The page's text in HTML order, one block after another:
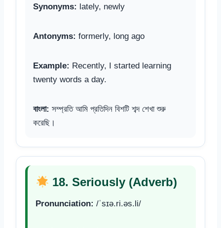
Synonyms: lately, newly
Antonyms: formerly, long ago
Example: Recently, I started learning
twenty words a day.
বাংলা: সম্প্রতি আমি প্রতিদিন বিশটি শব্দ শেখা শুরু
করেছি।
18. Seriously (Adverb)
Pronunciation: /ˈsɪə.ri.əs.li/